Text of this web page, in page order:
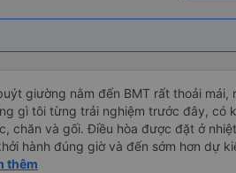
giường nằm đến BMT rất thoải mái,
gì tôi từng trải nghiệm trước đây, có
chăn và gối. Điều hòa được đặt ở
hành đúng giờ và đến sớm hơn dự
tuyệt so với những tài xế khác ở Việt
thêm